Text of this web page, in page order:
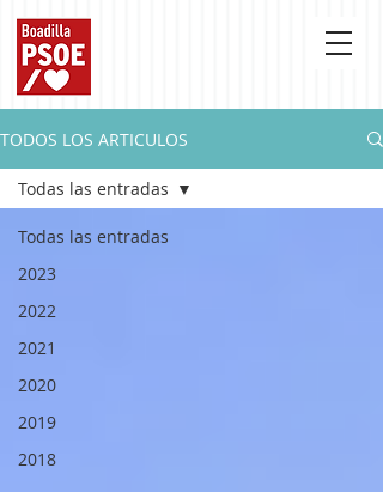
TODOS LOS ARTICULOS
Todas las entradas
2023
2022
2021
2020
2019
2018
Todas las entradas